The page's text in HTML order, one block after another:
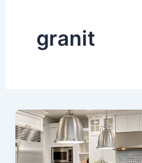
granit